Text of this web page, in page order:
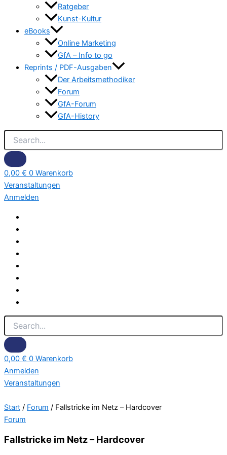
Ratgeber
Kunst-Kultur
eBooks
Online Marketing
GfA – Info to go
Reprints / PDF-Ausgaben
Der Arbeitsmethodiker
Forum
GfA-Forum
GfA-History
0,00 € 0 Warenkorb
Veranstaltungen
Anmelden
0,00 € 0 Warenkorb
Anmelden
Veranstaltungen
Start / Forum / Fallstricke im Netz – Hardcover
Forum
Fallstricke im Netz – Hardcover